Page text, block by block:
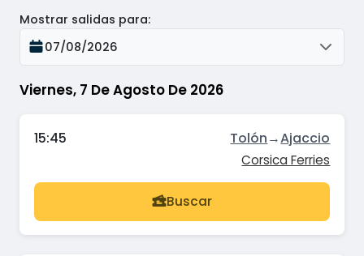
Viernes, 7 De Agosto De 2026
Mostrar salidas para:
07/08/2026
15:45 Tolón→Ajaccio
Corsica Ferries
Buscar